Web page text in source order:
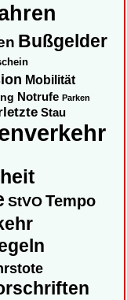
Bußgelder
Mobilität
Notrufe Parken
Stau
StVOTempo